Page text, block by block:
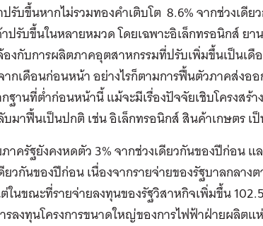
รับขึ้นหากไม่รวมทองคำเติบโต 8.6% จากช่วงเดี
ปรับขึ้นในหลายหมวด โดยเฉพาะอิเล็กทรอนิกส์ ย
งกับการผลิตภาคอุตสาหกรรมที่ปรับเพิ่มขึ้นเป็นเดื
ากเดือนก่อนหน้า อย่างไรก็ตามการฟื้นตัวภาคส่ง
ฐานที่ต่ำก่อนหน้านี้ แม้จะมีเรื่องปัจจัยเชิบโครงสร้
มาฟื้นเป็นปกติ เช่น อิเล็กทรอนิกส์ สินค้าเกษตร เ
าครัฐยังคงหดตัว 3% จากช่วงเดียวกันของปีก่อน แ
ยวกันของปีก่อน เนื่องจากรายจ่ายของรัฐบาลกล
นขณะที่รายจ่ายลงทุนของรัฐวิสาหกิจเพิ่มขึ้น
รลงทุนโครงการขนาดใหญ่ของการไฟฟ้าฝ่ายผลิตแ